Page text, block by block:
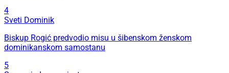
4
Sveti Dominik
Biskup Rogić predvodio misu u šibenskom ženskom
dominikanskom samostanu
5